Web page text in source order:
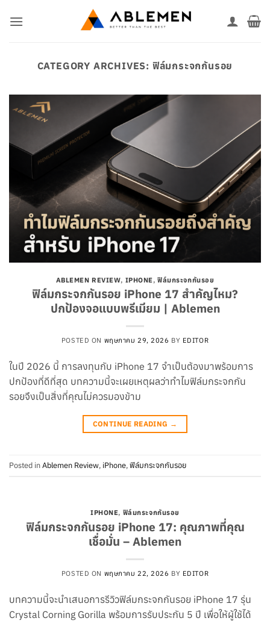
CATEGORY ARCHIVES: ฟิล์มกระจกกันรอย
ABLEMEN REVIEW, IPHONE,ฟิล์มกระจกกันรอย
ฟิล์มกระจกกันรอย iPhone 17 สำคัญไหม?
ปกป้องจอแบบพรีเมียม | Ablemen
POSTED ON พฤษภาคม 29, 2026 BY EDITOR
ในปี 2026 นี้ การลงทุนกับ iPhone 17 จำเป็นต้องมาพร้อมการ
ปกป้องที่ดีที่สุด บทความนี้จะเผยเหตุผลว่าทำไมฟิล์มกระจกกัน
รอยจึงเป็นสิ่งที่คุณไม่ควรมองข้าม
CONTINUE READING →
Posted inAblemen Review, iPhone,ฟิล์มกระจกกันรอย
IPHONE, ฟิล์มกระจกกันรอย
ฟิล์มกระจกกันรอย iPhone 17: คุณภาพที่คุณ
เชื่อมั่น – Ablemen
POSTED ON พฤษภาคม 22, 2026 BY EDITOR
บทความนี้จะนำเสนอการรีวิวฟิล์มกระจกกันรอย iPhone 17 รุ่น
Crystal Corning Gorilla พร้อมการรับประกัน 5 ปี เพื่อให้ผู้ใช้ได้